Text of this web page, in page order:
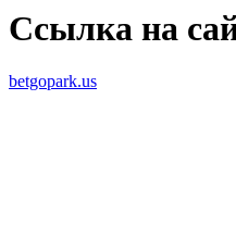
Ссылка на
betgopark.us